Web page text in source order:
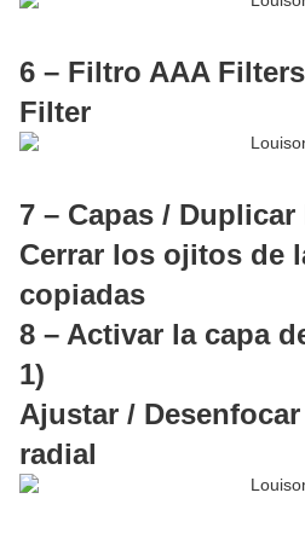
6 – Filtro AAA
Filter
7 – Capas / Duplicar
Cerrar los ojitos de
copiadas
8 – Activar la capa
1)
Ajustar /
radial